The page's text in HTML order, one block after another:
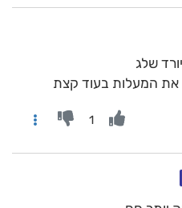
שלג
את המעלות בעוד קצת
1